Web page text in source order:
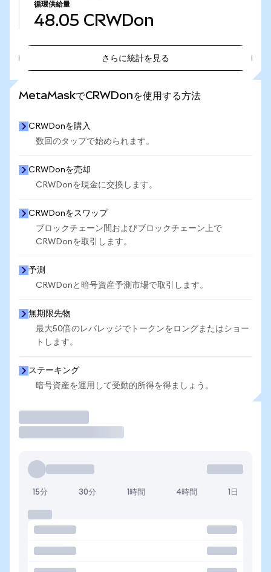
循環供給量
48.05 CRWDon
さらに統計を見る
MetaMaskでCRWDonを使用する方法
CRWDonを購入
数回のタップで始められます。
CRWDonを売却
CRWDonを現金に交換します。
CRWDonをスワップ
ブロックチェーン間およびブロックチェーン上で
CRWDonを取引します。
予測
CRWDonと暗号資産予測市場で取引します。
無期限先物
最大50倍のレバレッジでトークンをロングまたはショー
トします。
ステーキング
暗号資産を運用して受動的所得を得ましょう。
15分 30分 1時間 4時間 1日